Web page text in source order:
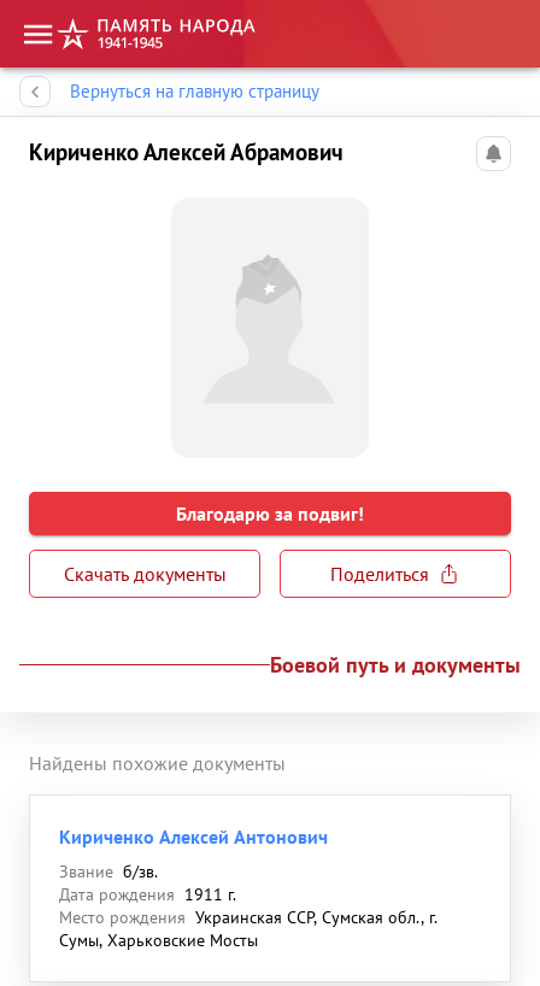
Вернуться на главную страницу
Кириченко Алексей Абрамович
Благодарю за подвиг!
Скачать документы Поделиться
Боевой путь и документы
Найдены похожие документы
Кириченко Алексей Антонович
Звание б/зв.
Дата рождения 1911 г.
Место рождения Украинская ССР, Сумская обл., г.
Сумы, Харьковские Мосты
Память народа